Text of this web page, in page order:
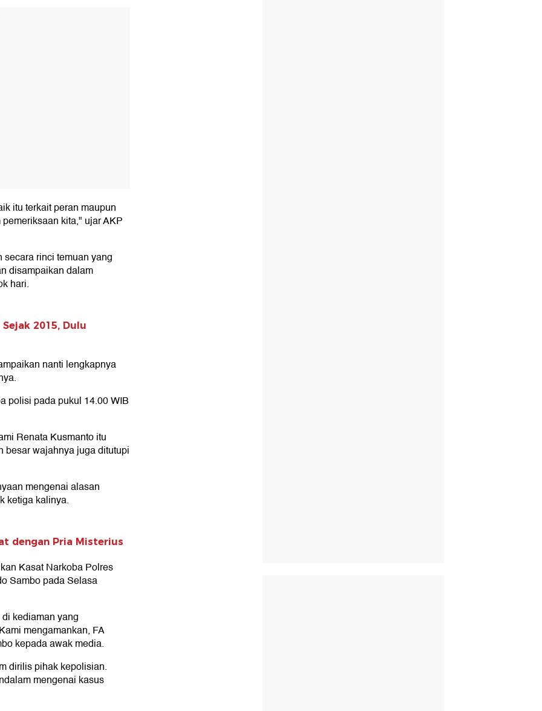
itu terkait peran maupun
kita," ujar AKP
rinci temuan yang
disampaikan dalam
hari.
2015, Dulu
nanti lengkapnya
polisi pada pukul 14.00 WIB
Renata Kusmanto itu
besar wajahnya juga ditutupi
mengenai alasan
ketiga kalinya.
dengan Pria Misterius
Kasat Narkoba Polres
Sambo pada Selasa
kediaman yang
mengamankan, FA
kepada awak media.
dirilis pihak kepolisian.
mengenai kasus